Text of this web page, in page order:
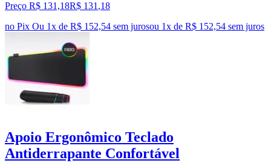
Preço R$ 131,18R$ 131 ,18
no Pix Ou 1x de R$ 152,54 sem jurosou 1x de R$ 152,54 sem juros
Apoio Ergonômico Teclado
Antiderrapante Confortável